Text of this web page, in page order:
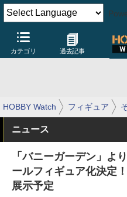
カテゴリ 過去記事
HOBBY Watch フィギュア
ニュース
「バニーガーデン」よ
ールフィギュア化決定
展示予定